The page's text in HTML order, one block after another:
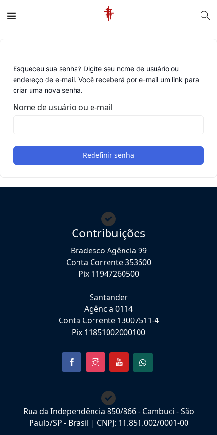
Esqueceu sua senha? Digite seu nome de usuário ou
endereço de e-mail. Você receberá por e-mail um link para
criar uma nova senha.
Nome de usuário ou e-mail
Redefinir senha
Contribuições
Bradesco Agência 99
Conta Corrente 353600
Pix 11947260500
Santander
Agência 0114
Conta Corrente 13007511-4
Pix 11851002000100
Rua da Independência 850/866 - Cambuci - São
Paulo/SP - Brasil | CNPJ: 11.851.002/0001-00